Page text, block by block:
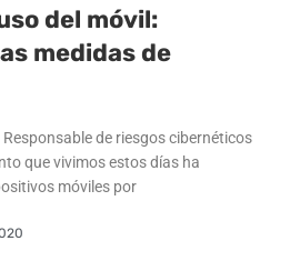
del móvil:
medidas de
de riesgos cibernéticos
que vivimos estos días ha
móviles por